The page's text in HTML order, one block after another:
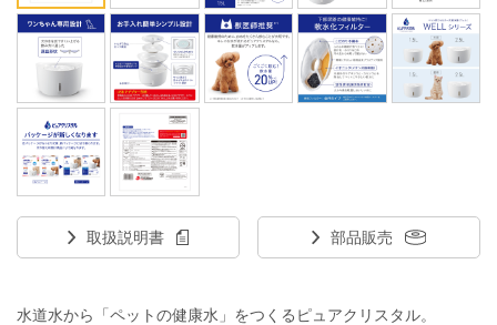
取扱説明書 部品販売
水道水から「ペットの健康水」をつくるピュアクリスタル。